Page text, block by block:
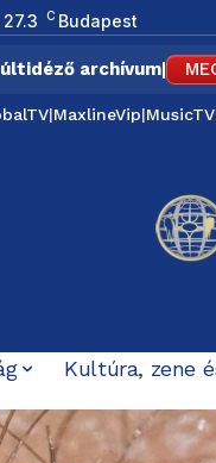
27.3 C Budapest
archívum|
|MaxlineVip|MusicTV
Kultúra, zene